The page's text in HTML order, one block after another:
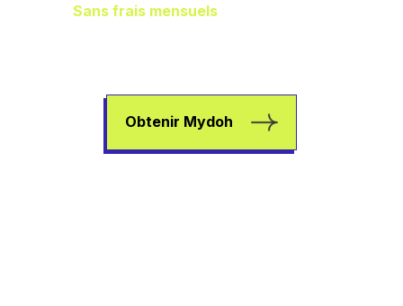
Sans frais mensuels, il vous en reste
Obtenir Mydoh